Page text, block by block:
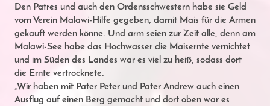
Den Patres und auch den Ordensschwestern habe sie Geld
vom Verein Malawi-Hilfe gegeben, damit Mais für die Armen
gekauft werden könne. Und arm seien zur Zeit alle, denn am
Malawi-See habe das Hochwasser die Maisernte vernichtet
und im Süden des Landes war es viel zu heiß, sodass dort
die Ernte vertrocknete.
„Wir haben mit Pater Peter und Pater Andrew auch einen
Ausflug auf einen Berg gemacht und dort oben war es